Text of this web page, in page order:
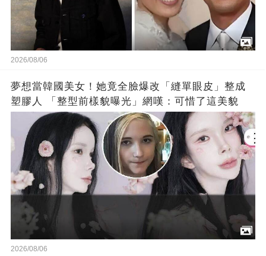
2026/08/06
夢想當韓國美女！她竟全臉爆改「縫單眼皮」整成
塑膠人 「整型前樣貌曝光」網嘆：可惜了這美貌
2026/08/06